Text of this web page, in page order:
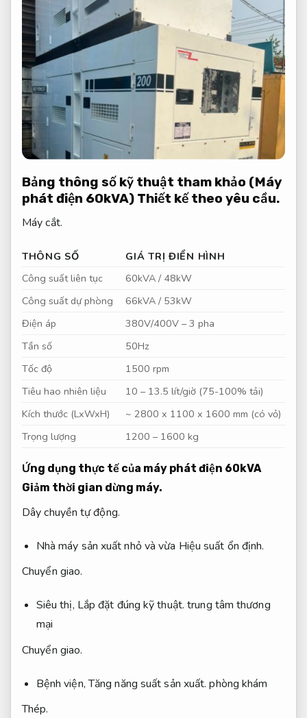
Bảng thông số kỹ thuật tham khảo (Máy
phát điện 60kVA) Thiết kế theo yêu cầu.
Máy cắt.
THÔNG SỐ
GIÁ TRỊ ĐIỂN HÌNH
Công suất liên tục
60kVA / 48kW
Công suất dự phòng
66kVA / 53kW
Điện áp
380V/400V – 3 pha
Tần số
50Hz
Tốc độ
1500 rpm
Tiêu hao nhiên liệu
10 – 13.5 lít/giờ (75-100% tải)
Kích thước (LxWxH)
~ 2800 x 1100 x 1600 mm (có vỏ)
Trọng lượng
1200 – 1600 kg
Ứng dụng thực tế của máy phát điện 60kVA
Giảm thời gian dừng máy.
Dây chuyền tự động.
Nhà máy sản xuất nhỏ và vừa Hiệu suất ổn định.
Chuyển giao.
Siêu thị, Lắp đặt đúng kỹ thuật. trung tâm thương
mại
Chuyển giao.
Bệnh viện,Tăng năng suất sản xuất. phòng khám
Thép.